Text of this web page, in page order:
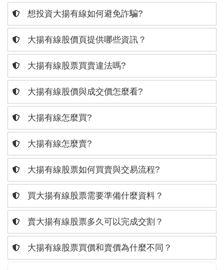
想投資大揚有線如何避免詐騙?
大揚有線股價頁提供哪些資訊？
大揚有線股票買賣違法嗎?
大揚有線股價與成交價怎麼看?
大揚有線怎麼買?
大揚有線怎麼賣?
大揚有線股票如何買賣與交易流程?
買大揚有線股票需要準備什麼資料？
賣大揚有線股票多久可以完成交割？
大揚有線股票買價和賣價為什麼不同？